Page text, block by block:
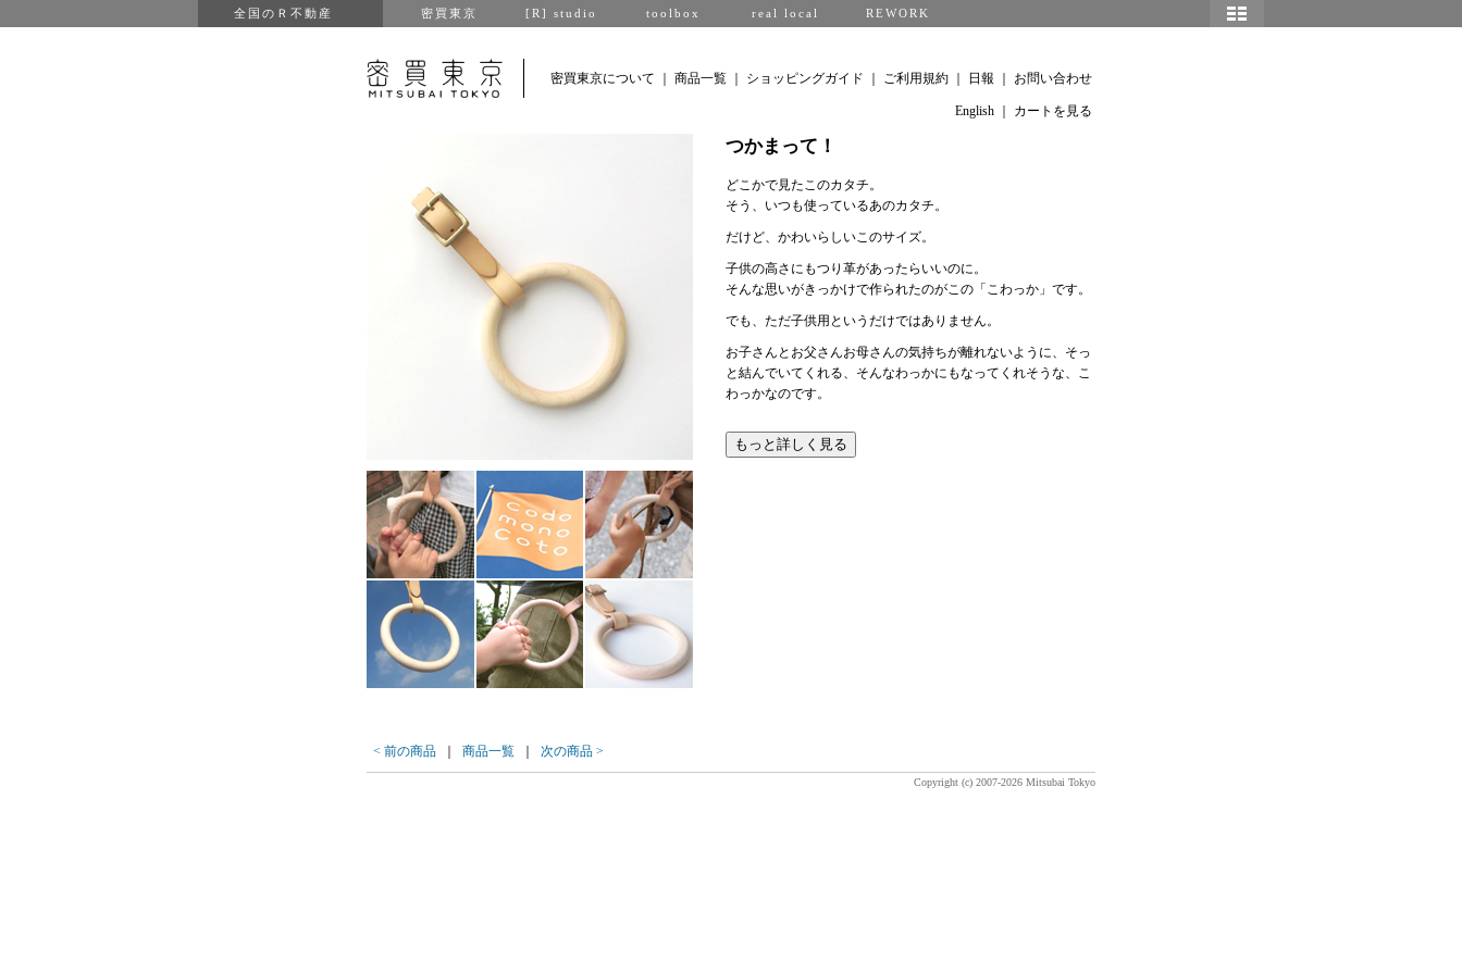
全国のＲ不動産 密買東京 [R] studio toolbox real local REWORK
密買東京について 商品一覧 ショッピングガイド ご利用規約 日報 お問い合わせ
English カートを見る
つかまって！
どこかで見たこのカタチ。
そう、いつも使っているあのカタチ。
だけど、かわいらしいこのサイズ。
子供の高さにもつり革があったらいいのに。
そんな思いがきっかけで作られたのがこの「こわっか」です。
でも、ただ子供用というだけではありません。
お子さんとお父さんお母さんの気持ちが離れないように、そっ
と結んでいてくれる、そんなわっかにもなってくれそうな、こ
わっかなのです。
< 前の商品 ｜ 商品一覧 ｜ 次の商品 >
Copyright (c) 2007-2026 Mitsubai Tokyo